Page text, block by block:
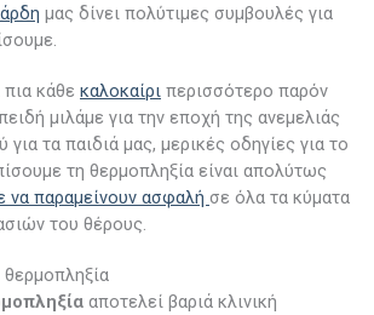
μας δίνει πολύτιμες συμβουλές για
κάθε καλοκαίρι περισσότερο παρόν
μιλάμε για την εποχή της ανεμελιάς
για τα παιδιά μας, μερικές οδηγίες για το
τη θερμοπληξία είναι απολύτως
να παραμείνουν ασφαλή σε όλα τα κύματα
του θέρους.
αποτελεί βαριά κλινική